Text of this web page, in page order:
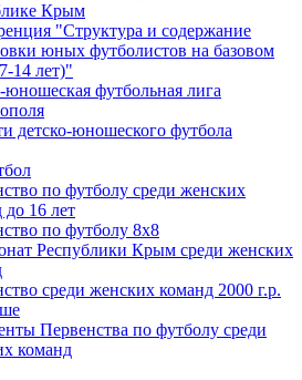
Крым
"Структура и содержание
юных футболистов на базовом
14 лет)"
юношеская футбольная лига
детско-юношеского футбола
по футболу среди женских
до 16 лет
по футболу 8х8
Республики Крым среди женских
среди женских команд 2000 г.р.
Первенства по футболу среди
команд